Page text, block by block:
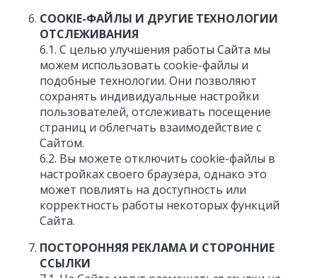
COOKIE-ФАЙЛЫ И ДРУГИЕ ТЕХНОЛОГИИ
ОТСЛЕЖИВАНИЯ
6.1. С целью улучшения работы Сайта мы
можем использовать cookie-файлы и
подобные технологии. Они позволяют
сохранять индивидуальные настройки
пользователей, отслеживать посещение
страниц и облегчать взаимодействие с
Сайтом.
6.2. Вы можете отключить cookie-файлы в
настройках своего браузера, однако это
может повлиять на доступность или
корректность работы некоторых функций
Сайта.
ПОСТОРОННЯЯ РЕКЛАМА И СТОРОННИЕ
ССЫЛКИ